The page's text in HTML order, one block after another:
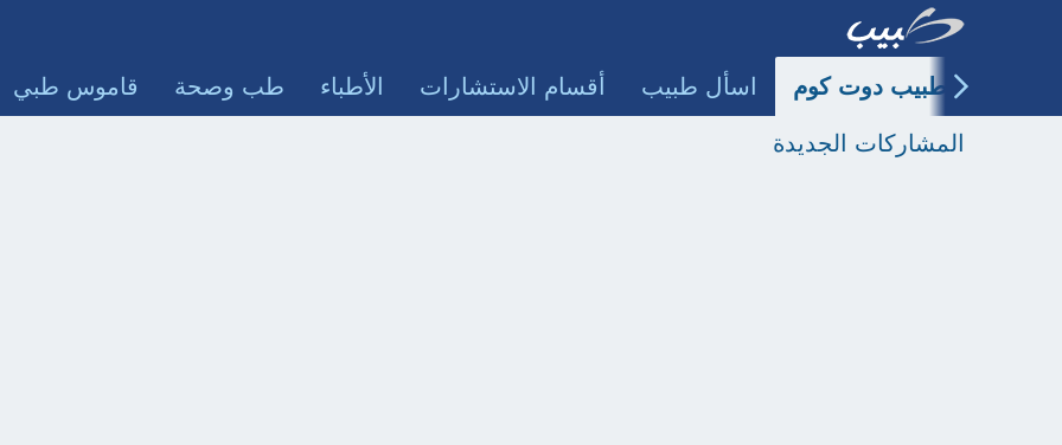
طبيب دوت كوم اسأل طبيب أقسام الاستشارات الأطباء طب وصحة قاموس طبي
المشاركات الجديدة